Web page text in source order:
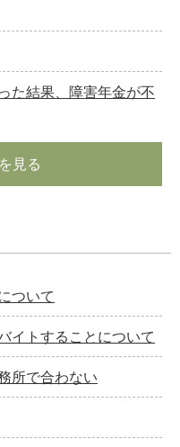
た結果、障害年金が不
見る
ついて
イトすることについて
所で合わない